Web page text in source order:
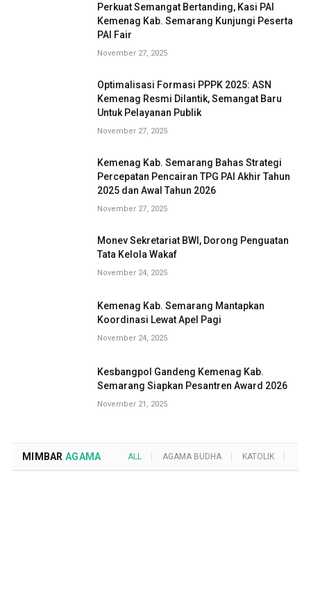
Perkuat Semangat Bertanding, Kasi PAI
Kemenag Kab. Semarang Kunjungi Peserta
PAI Fair
November 27, 2025
Optimalisasi Formasi PPPK 2025: ASN
Kemenag Resmi Dilantik, Semangat Baru
Untuk Pelayanan Publik
November 27, 2025
Kemenag Kab. Semarang Bahas Strategi
Percepatan Pencairan TPG PAI Akhir Tahun
2025 dan Awal Tahun 2026
November 27, 2025
Monev Sekretariat BWI, Dorong Penguatan
Tata Kelola Wakaf
November 24, 2025
Kemenag Kab. Semarang Mantapkan
Koordinasi Lewat Apel Pagi
November 24, 2025
Kesbangpol Gandeng Kemenag Kab.
Semarang Siapkan Pesantren Award 2026
November 21, 2025
MIMBAR AGAMA ALL AGAMA BUDHA KATOLIK